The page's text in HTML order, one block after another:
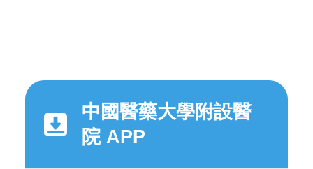
中國醫藥大學附設醫
院 APP